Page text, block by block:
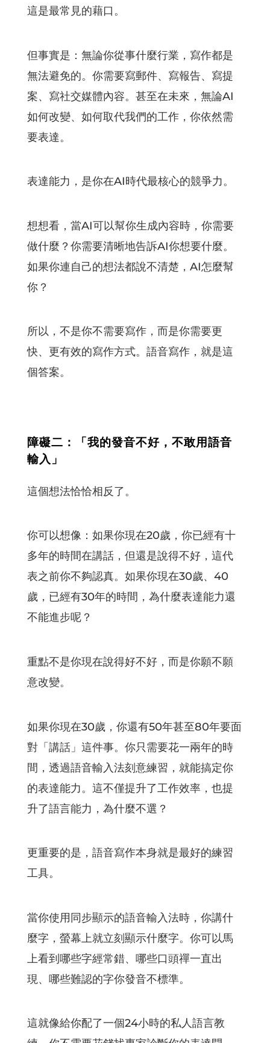
這是最常見的藉口。
但事實是：無論你從事什麼行業，寫作都是
無法避免的。你需要寫郵件、寫報告、寫提
案、寫社交媒體內容。甚至在未來，無論AI
如何改變、如何取代我們的工作，你依然需
要表達。
表達能力，是你在AI時代最核心的競爭力。
想想看，當AI可以幫你生成內容時，你需要
做什麼？你需要清晰地告訴AI你想要什麼。
如果你連自己的想法都說不清楚，AI怎麼幫
你？
所以，不是你不需要寫作，而是你需要更
快、更有效的寫作方式。語音寫作，就是這
個答案。
障礙二：「我的發音不好，不敢用語音
輸入」
這個想法恰恰相反了。
你可以想像：如果你現在20歲，你已經有十
多年的時間在講話，但還是說得不好，這代
表之前你不夠認真。如果你現在30歲、40
歲，已經有30年的時間，為什麼表達能力還
不能進步呢？
重點不是你現在說得好不好，而是你願不願
意改變。
如果你現在30歲，你還有50年甚至80年要面
對「講話」這件事。你只需要花一兩年的時
間，透過語音輸入法刻意練習，就能搞定你
的表達能力。這不僅提升了工作效率，也提
升了語言能力，為什麼不選？
更重要的是，語音寫作本身就是最好的練習
工具。
當你使用同步顯示的語音輸入法時，你講什
麼字，螢幕上就立刻顯示什麼字。你可以馬
上看到哪些字經常錯、哪些口頭禪一直出
現、哪些難認的字你發音不標準。
這就像給你配了一個24小時的私人語言教